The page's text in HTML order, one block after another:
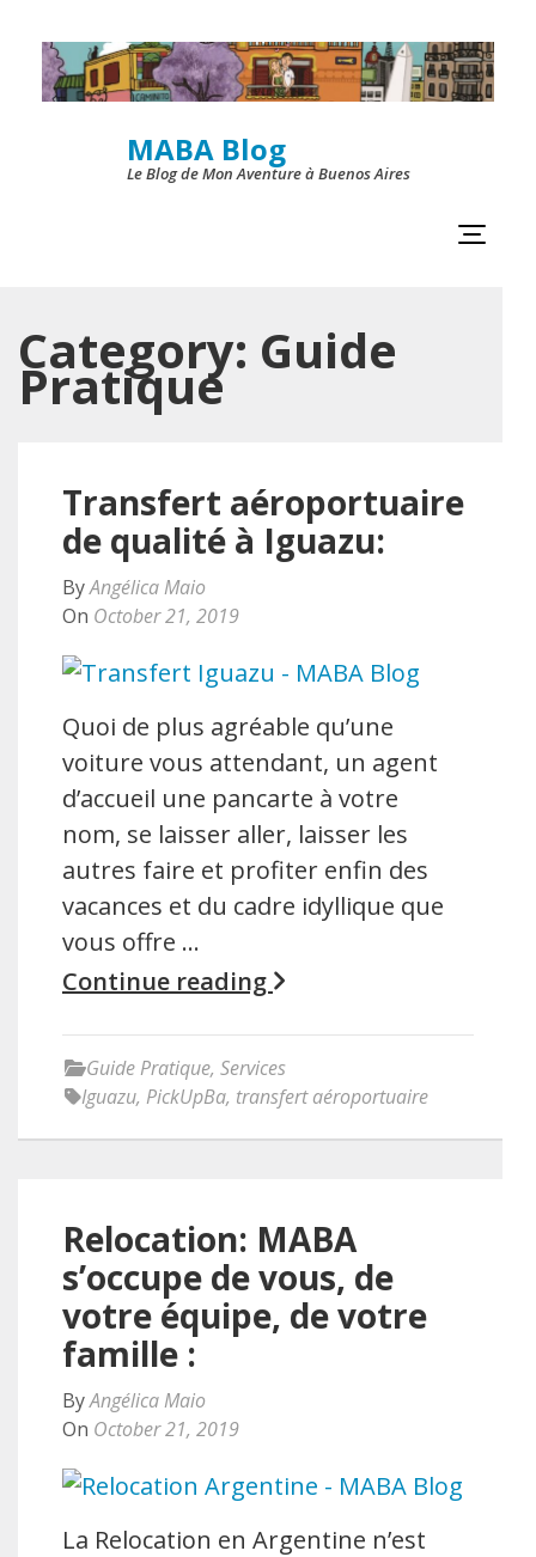
Skip
to
content
MABA Blog
Le Blog de Mon Aventure à Buenos Aires
Category: Guide
Pratique
Transfert aéroportuaire
de qualité à Iguazu:
ByAngélica Maio
On October 21, 2019
Quoi de plus agréable qu’une
voiture vous attendant, un agent
d’accueil une pancarte à votre
nom, se laisser aller, laisser les
autres faire et profiter enfin des
vacances et du cadre idyllique que
vous offre …
Continue reading
Guide Pratique, Services
Iguazu, PickUpBa, transfert aéroportuaire
Relocation: MABA
s’occupe de vous, de
votre équipe, de votre
famille :
ByAngélica Maio
On October 21, 2019
La Relocation en Argentine n’est